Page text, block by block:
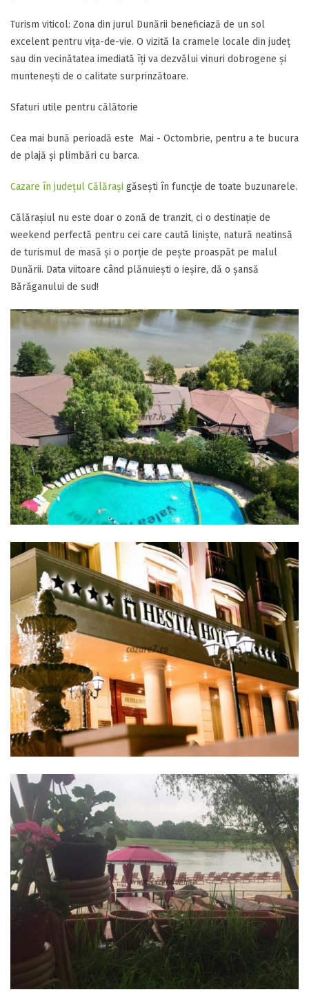
​Turism viticol: Zona din jurul Dunării beneficiază de un sol
excelent pentru vița-de-vie. O vizită la cramele locale din județ
sau din vecinătatea imediată îți va dezvălui vinuri dobrogene și
muntenești de o calitate surprinzătoare.
​Sfaturi utile pentru călătorie
Cea mai bună perioadă este Mai - Octombrie, pentru a te bucura
de plajă și plimbări cu barca.
Cazare în județul Călărași găsești în funcție de toate buzunarele.
Călărașiul nu este doar o zonă de tranzit, ci o destinație de
weekend perfectă pentru cei care caută liniște, natură neatinsă
de turismul de masă și o porție de pește proaspăt pe malul
Dunării. Data viitoare când plănuiești o ieșire, dă o șansă
Bărăganului de sud!